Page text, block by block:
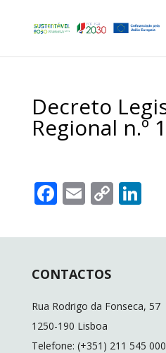
Decreto
Regional n.º
F
e
o
o
k
E
ai
C
p
n
Li
k
n
CONTACTOS
Rua Rodrigo da Fonseca, 57
1250-190 Lisboa
Telefone: (+351) 211 545 000